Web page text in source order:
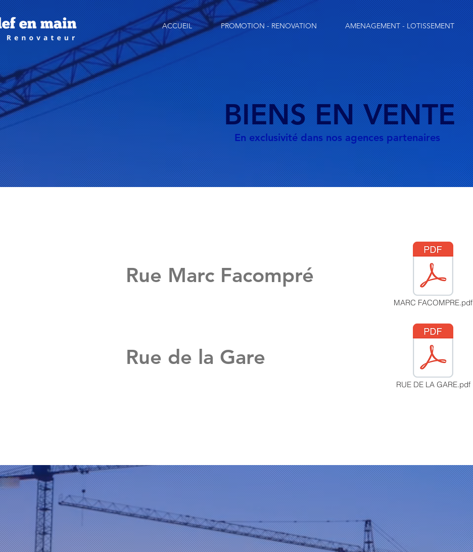
ACCUEIL PROMOTION - RENOVATION AMENAGEMENT - LOTISSEMENT
BIENS EN VENTE
En exclusivité dans nos agences partenaires
Rue Marc Facompré
Rue de la Gare
MARC FACOMPRE.pdf
RUE DE LA GARE.pdf